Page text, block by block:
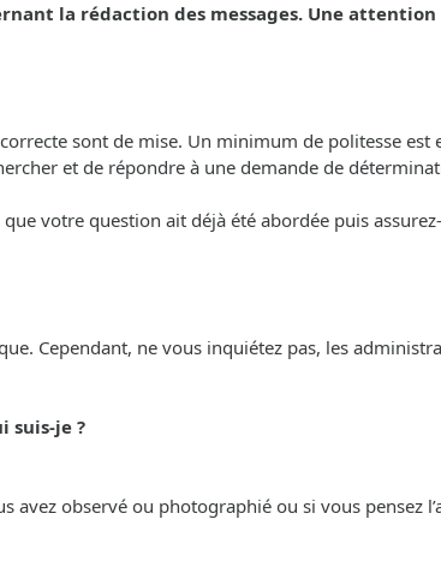
la rédaction des messages. Une
sont de mise. Un minimum de politesse
et de répondre à une demande de
votre question ait déjà été abordée puis
Cependant, ne vous inquiétez pas, les
suis-je ?
observé ou photographié ou si vous pensez